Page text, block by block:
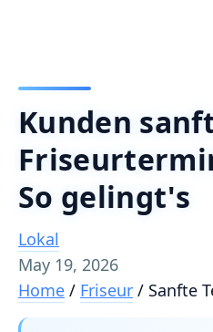
Kunden
So gelingt's
Lokal
May 19, 2026
Home / Friseur / Sanfte